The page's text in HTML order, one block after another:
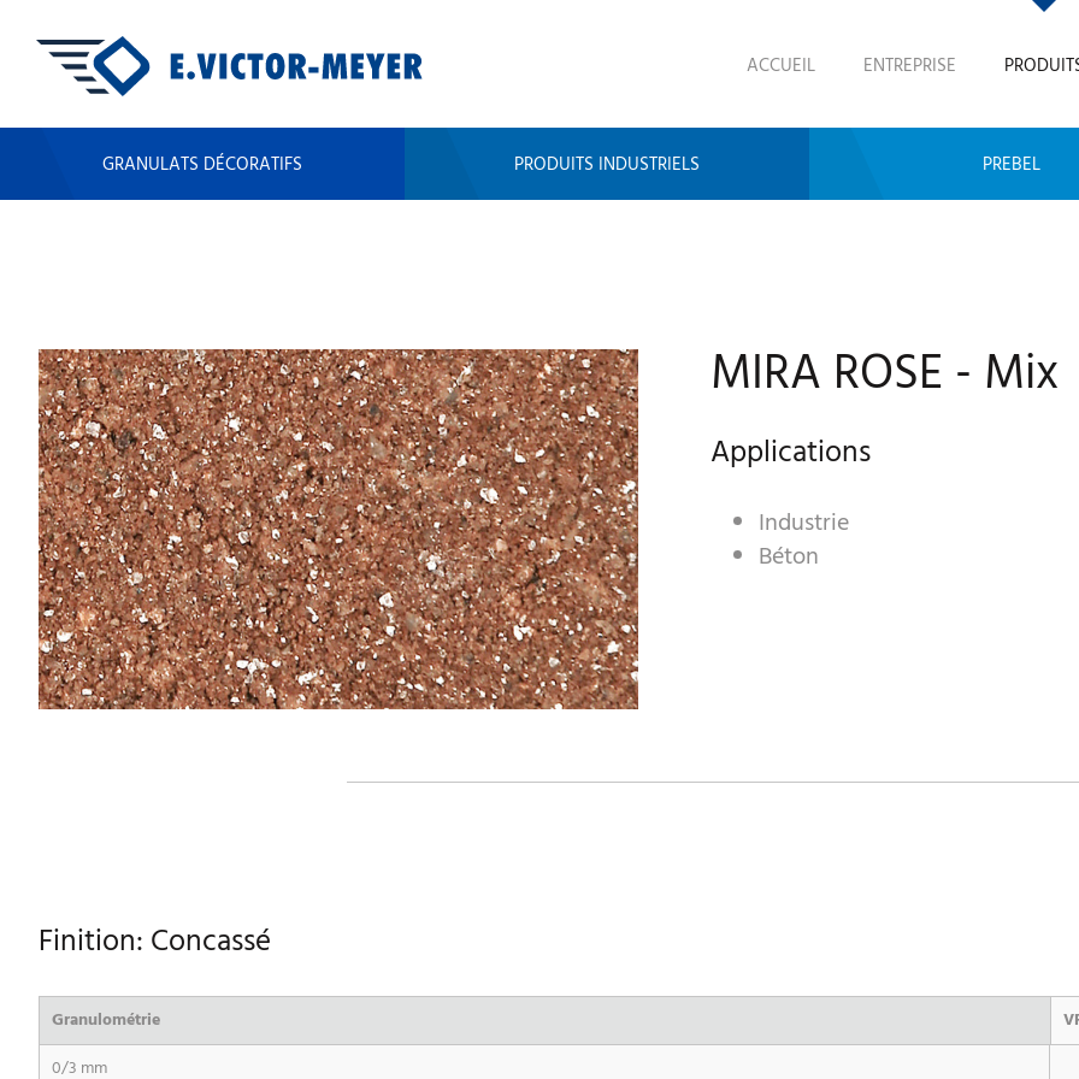
ACCUEIL ENTREPRISE
GRANULATS DÉCORATIFS PRODUITS INDUSTRIELS PREBEL
MIRA ROSE - Mix
Applications
Industrie
Béton
Finition: Concassé
Granulométrie
0/3 mm